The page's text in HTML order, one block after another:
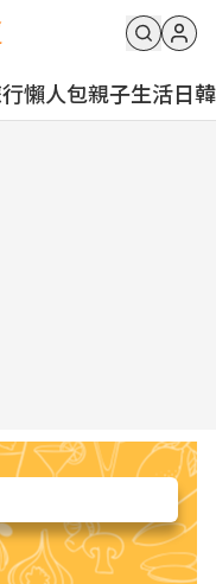
懶人包親子生活日韓